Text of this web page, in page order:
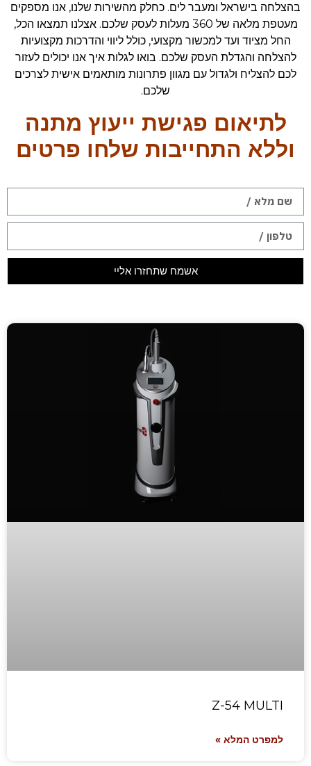
בהצלחה בישראל ומעבר לים. כחלק מהשירות שלנו, אנו מספקים
מעטפת מלאה של 360 מעלות לעסק שלכם. אצלנו תמצאו הכל,
החל מציוד ועד למכשור מקצועי, כולל ליווי והדרכות מקצועיות
להצלחה והגדלת העסק שלכם. בואו לגלות איך אנו יכולים לעזור
לכם להצליח ולגדול עם מגוון פתרונות מותאמים אישית לצרכים
שלכם.
לתיאום פגישת ייעוץ מתנה
וללא התחייבות שלחו פרטים
אשמח שתחזרו אליי
Z-54 MULTI
למפרט המלא »